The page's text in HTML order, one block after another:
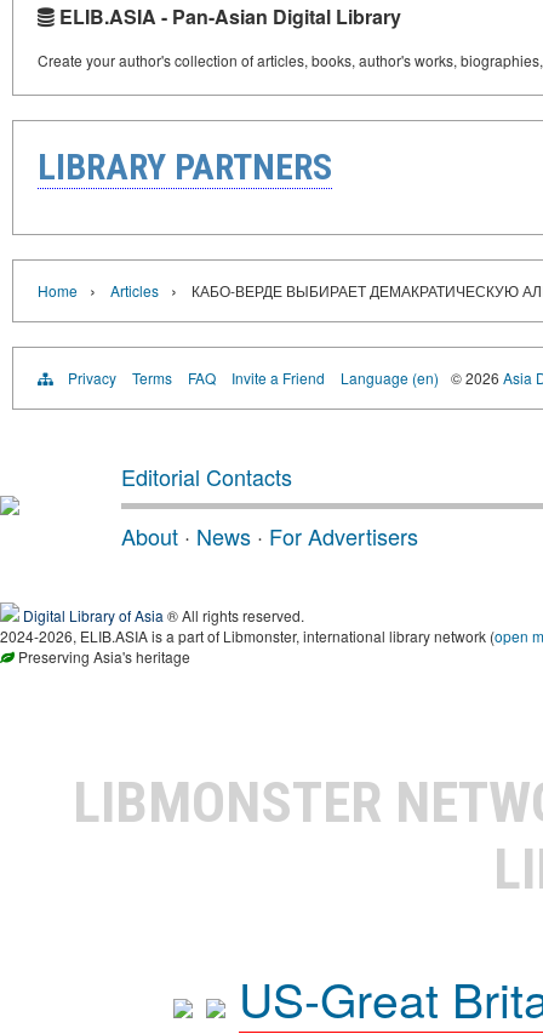
ELIB.ASIA - Pan-Asian Digital Library
Create your author's collection of articles, books, author's works,
LIBRARY PARTNERS
Home › Articles › КАБО-ВЕРДЕ ВЫБИРАЕТ ДЕМАКРАТИЧЕСКУЮ
Privacy Terms FAQ Invite a Friend Language (en) © 2026 Asia
Editorial Contacts
About · News · For Advertisers
Digital Library of Asia ® All rights reserved.
2024-2026, ELIB.ASIA is a part of Libmonster, international library network (open
Preserving Asia's heritage
LIBMONSTER
US-Great